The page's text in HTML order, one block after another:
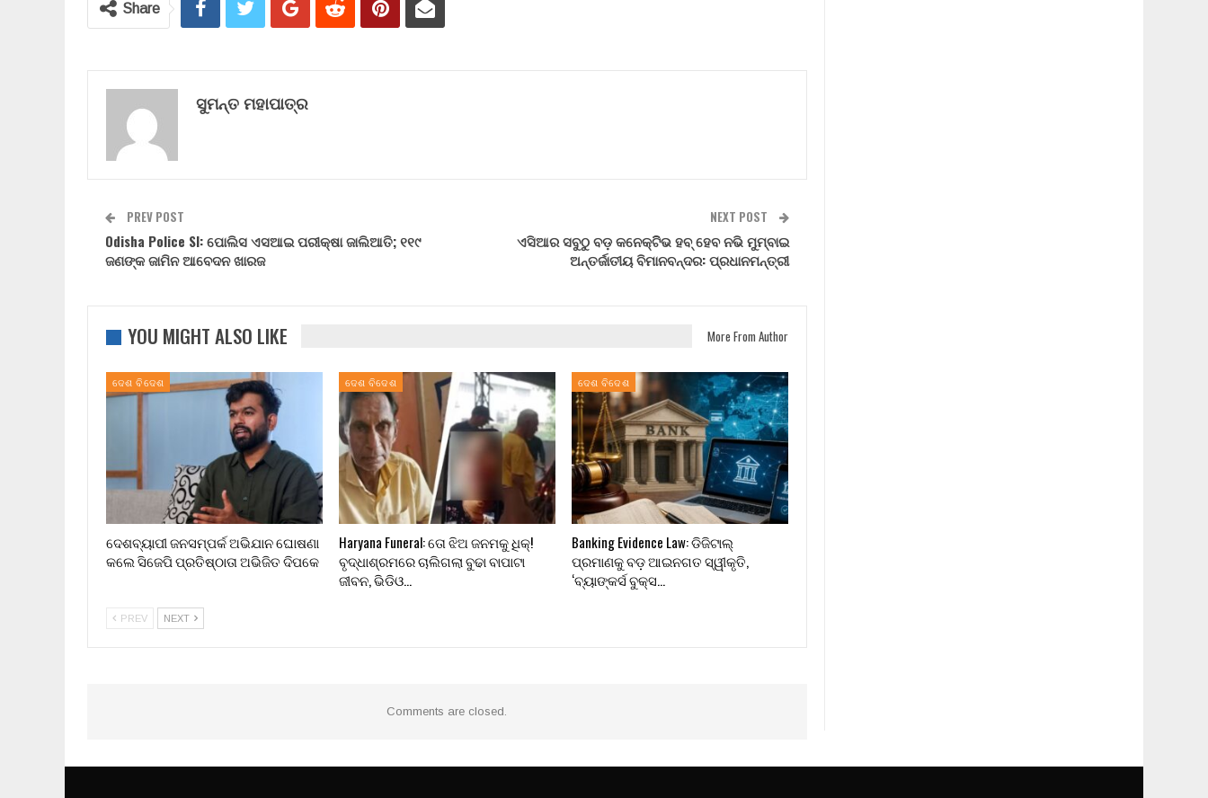
Share
ସୁମନ୍ତ ମହାପାତ୍ର
PREV POST
Odisha Police SI: ପୋଲିସ ଏସଆଇ ପରୀକ୍ଷା ଜାଲିଆତି; ୧୧୯
ଜଣଙ୍କ ଜାମିନ ଆବେଦନ ଖାରଜ
NEXT POST
ଏସିଆର ସବୁଠୁ ବଡ଼ କନେକ୍ଟିିଭ ହବ୍ ହେବ ନଭି ମୁମ୍ବାଇ
ଅନ୍ତର୍ଜାତୀୟ ବିମାନବନ୍ଦର: ପ୍ରଧାନମନ୍ତ୍ରୀ
YOU MIGHT ALSO LIKE More From Author
ଦେଶ ବିଦେଶ
ଦେଶବ୍ୟାପୀ ଜନସମ୍ପର୍କ ଅଭିଯାନ ଘୋଷଣା
କଲେ ସିଜେପି ପ୍ରତିଷ୍ଠାତା ଅଭିଜିତ ଦିପକେ
ଦେଶ ବିଦେଶ
Haryana Funeral: ତୋ ଝିଅ ଜନମକୁ ଧିକ୍!
ବୃଦ୍ଧାଶ୍ରମରେ ଚାଲିଗଲା ବୁଢା ବାପାଟା
ଜୀବନ, ଭିଡିଓ…
ଦେଶ ବିଦେଶ
Banking Evidence Law: ଡିଜିଟାଲ୍
ପ୍ରମାଣକୁ ବଡ଼ ଆଇନଗତ ସ୍ୱୀକୃତି,
‘ବ୍ୟାଙ୍କର୍ସ ବୁକ୍ସ…
PREV NEXT
Comments are closed.